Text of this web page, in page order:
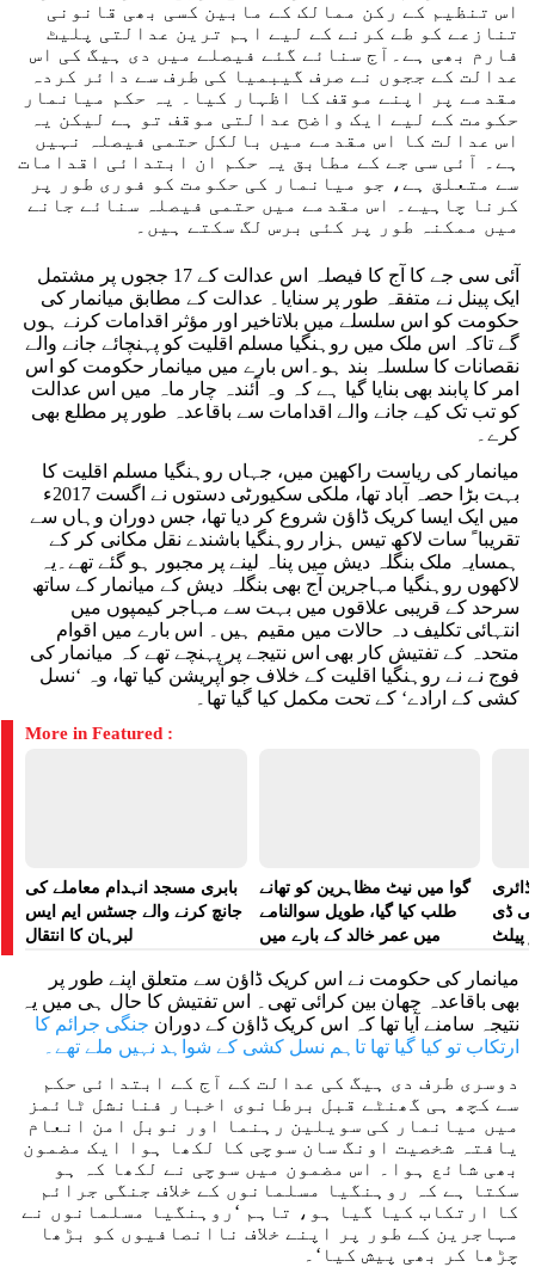
اس تنظیم کے رکن ممالک کے مابین کسی بھی قانونی
تنازعے کو طے کرنے کے لیے اہم ترین عدالتی پلیٹ
فارم بھی ہے۔آج سنائے گئے فیصلے میں دی ہیگ کی اس
عدالت کے ججوں نے صرف گیبمیا کی طرف سے دائر کردہ
مقدمے پر اپنے موقف کا اظہار کیا۔ یہ حکم میانمار
حکومت کے لیے ایک واضح عدالتی موقف تو ہے لیکن یہ
اس عدالت کا اس مقدمے میں بالکل حتمی فیصلہ نہیں
ہے۔ آئی سی جے کے مطابق یہ حکم ان ابتدائی اقدامات
سے متعلق ہے، جو میانمار کی حکومت کو فوری طور پر
کرنا چاہیے۔ اس مقدمے میں حتمی فیصلہ سنائے جانے
میں ممکنہ طور پر کئی برس لگ سکتے ہیں۔
آئی سی جے کا آج کا فیصلہ اس عدالت کے 17 ججوں پر مشتمل
ایک پینل نے متفقہ طور پر سنایا۔ عدالت کے مطابق میانمار کی
حکومت کو اس سلسلے میں بلاتاخیر اور مؤثر اقدامات کرنے ہوں
گے تاکہ اس ملک میں روہنگیا مسلم اقلیت کو پہنچائے جانے والے
نقصانات کا سلسلہ بند ہو۔اس بارے میں میانمار حکومت کو اس
امر کا پابند بھی بنایا گیا ہے کہ وہ آئندہ چار ماہ میں اس عدالت
کو تب تک کیے جانے والے اقدامات سے باقاعدہ طور پر مطلع بھی
کرے۔
میانمار کی ریاست راکھین میں، جہاں روہنگیا مسلم اقلیت کا
بہت بڑا حصہ آباد تھا، ملکی سکیورٹی دستوں نے اگست 2017ء
میں ایک ایسا کریک ڈاؤن شروع کر دیا تھا، جس دوران وہاں سے
تقریباﹰ سات لاکھ تیس ہزار روہنگیا باشندے نقل مکانی کر کے
ہمسایہ ملک بنگلہ دیش میں پناہ لینے پر مجبور ہو گئے تھے۔یہ
لاکھوں روہنگیا مہاجرین آج بھی بنگلہ دیش کے میانمار کے ساتھ
سرحد کے قریبی علاقوں میں بہت سے مہاجر کیمپوں میں
انتہائی تکلیف دہ حالات میں مقیم ہیں۔ اس بارے میں اقوام
متحدہ کے تفتیش کار بھی اس نتیجے پر پہنچے تھے کہ میانمار کی
فوج نے نے روہنگیا اقلیت کے خلاف جو آپریشن کیا تھا، وہ ‘نسل
کشی کے ارادے‘ کے تحت مکمل کیا گیا تھا۔
More in Featured :
بابری مسجد انہدام معاملے کی
جانچ کرنے والے جسٹس ایم ایس
لبرہان کا انتقال
گوا میں نیٹ مظاہرین کو تھانے
طلب کیا گیا، طویل سوالنامے
میں عمر خالد کے بارے میں
ڈی
پیلٹ
تھی
میانمار کی حکومت نے اس کریک ڈاؤن سے متعلق اپنے طور پر
بھی باقاعدہ چھان بین کرائی تھی۔ اس تفتیش کا حال ہی میں یہ
نتیجہ سامنے آیا تھا کہ اس کریک ڈاؤن کے دوران جنگی جرائم کا
ارتکاب تو کیا گیا تھا تاہم نسل کشی کے شواہد نہیں ملے تھے۔
دوسری طرف دی ہیگ کی عدالت کے آج کے ابتدائی حکم
سے کچھ ہی گھنٹے قبل برطانوی اخبار فنانشل ٹائمز
میں میانمار کی سویلین رہنما اور نوبل امن انعام
یافتہ شخصیت اونگ سان سوچی کا لکھا ہوا ایک مضمون
بھی شائع ہوا۔ اس مضمون میں سوچی نے لکھا کہ ہو
سکتا ہے کہ روہنگیا مسلمانوں کے خلاف جنگی جرائم
کا ارتکاب کیا گیا ہو، تاہم ‘روہنگیا مسلمانوں نے
مہاجرین کے طور پر اپنے خلاف ناانصافیوں کو بڑھا
چڑھا کر بھی پیش کیا‘۔